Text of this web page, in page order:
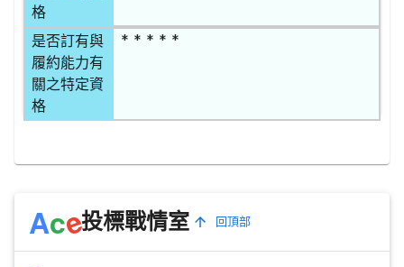
格
是否訂有與
履約能力有
關之特定資
格
* * * * *
Ace投標戰情室 回頂部